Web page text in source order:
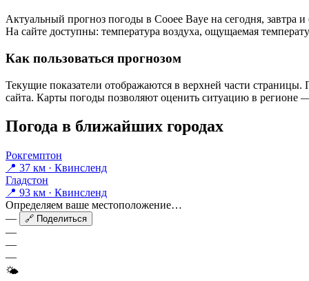
Актуальный прогноз погоды в Cooee Bayе на сегодня,
На сайте доступны: температура воздуха, ощущаемая
Как пользоваться прогнозом
Текущие показатели отображаются в верхней части
сайта. Карты погоды позволяют оценить ситуацию в регионе
Погода в ближайших городах
Рокгемптон
📍 37 км · Квинсленд
Гладстон
📍 93 км · Квинсленд
Определяем ваше местоположение…
—
🔗 Поделиться
—
—
—
🌤